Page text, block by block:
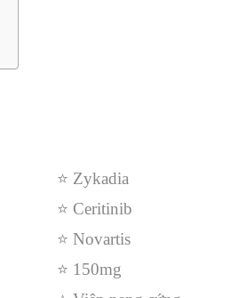
⭐ Zykadia
⭐ Ceritinib
⭐ Novartis
⭐ 150mg